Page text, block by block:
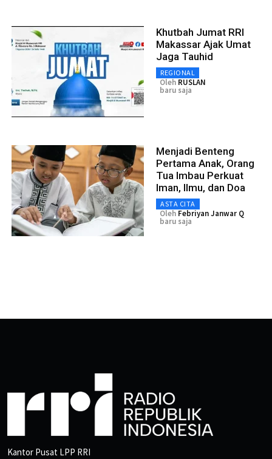
Khutbah Jumat RRI
Makassar Ajak Umat
Jaga Tauhid
REGIONAL
Oleh RUSLAN
baru saja
Menjadi Benteng
Pertama Anak, Orang
Tua Imbau Perkuat
Iman, Ilmu, dan Doa
ASTA CITA
Oleh Febriyan Janwar Q
baru saja
Kantor Pusat LPP RRI